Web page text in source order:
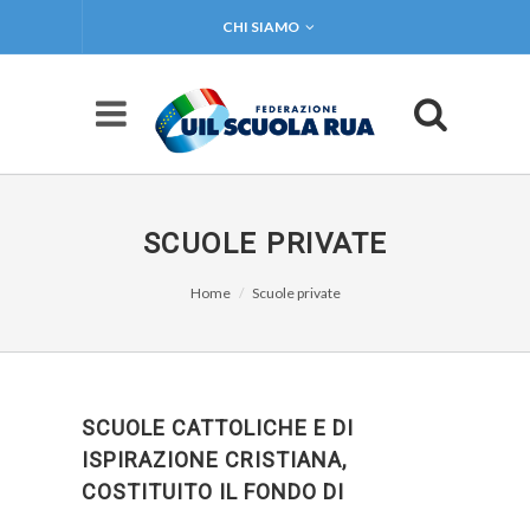
CHI SIAMO
SCUOLE PRIVATE
Home Scuole private
SCUOLE CATTOLICHE E DI
ISPIRAZIONE CRISTIANA,
COSTITUITO IL FONDO DI